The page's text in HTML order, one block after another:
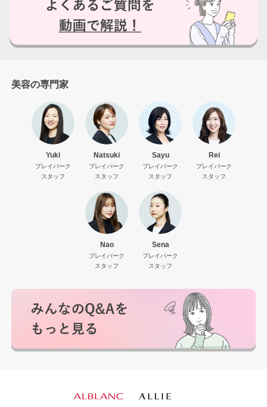
ログアウトしますか？
いいえ
美容の専門家
Yuki
プレイパーク
スタッフ
Natsuki
プレイパーク
スタッフ
Sayu
プレイパーク
スタッフ
Rei
プレイパーク
スタッフ
Nao
プレイパーク
スタッフ
Sena
プレイパーク
スタッフ